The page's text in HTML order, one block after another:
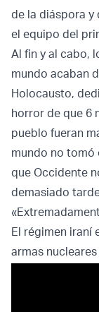
de la diáspora y
el equipo del
Al fin y al cabo,
mundo acaban
Holocausto,
horror de que 6
pueblo fueran
mundo no tomó
que Occidente
demasiado
El régimen iraní
armas